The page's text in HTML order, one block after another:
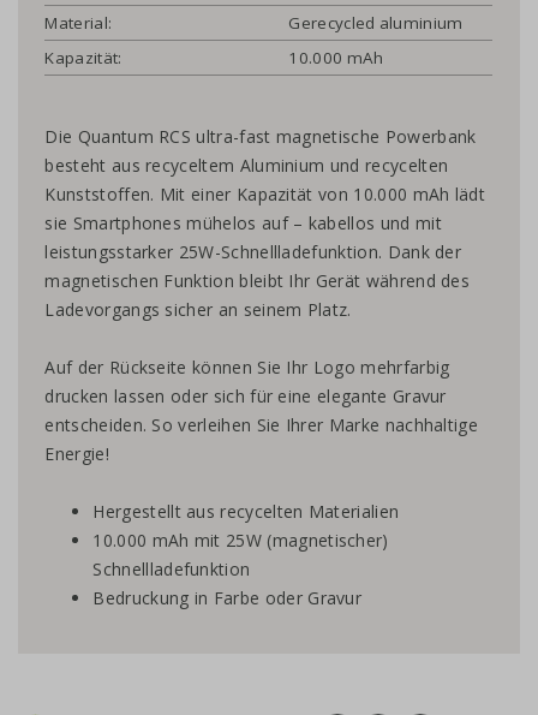
Material:
Gerecycled aluminium
Kapazität:
10.000 mAh
Die Quantum RCS ultra-fast magnetische Powerbank
besteht aus recyceltem Aluminium und recycelten
Kunststoffen. Mit einer Kapazität von 10.000 mAh lädt
sie Smartphones mühelos auf – kabellos und mit
leistungsstarker 25W-Schnellladefunktion. Dank der
magnetischen Funktion bleibt Ihr Gerät während des
Ladevorgangs sicher an seinem Platz.
Auf der Rückseite können Sie Ihr Logo mehrfarbig
drucken lassen oder sich für eine elegante Gravur
entscheiden. So verleihen Sie Ihrer Marke nachhaltige
Energie!
Hergestellt aus recycelten Materialien
10.000 mAh mit 25W (magnetischer)
Schnellladefunktion
Bedruckung in Farbe oder Gravur